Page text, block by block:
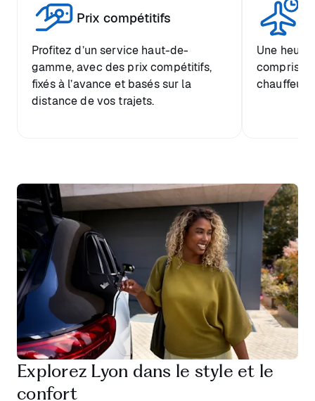
Prix compétitifs
Profitez d’un service haut-de-
gamme, avec des prix compétitifs,
fixés à l’avance et basés sur la
distance de vos trajets.
Une heure
comprise
chauffeur.
Explorez Lyon dans le style et le
confort